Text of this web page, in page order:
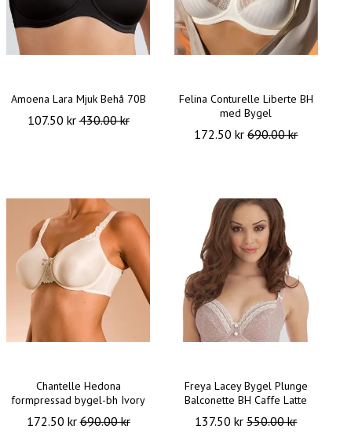
Amoena Lara Mjuk Behå 70B
107.50 kr430.00 kr
Felina Conturelle Liberte BH
med Bygel
172.50 kr690.00 kr
Chantelle Hedona
formpressad bygel-bh Ivory
172.50 kr690.00 kr
Freya Lacey Bygel Plunge
Balconette BH Caffe Latte
137.50 kr550.00 kr